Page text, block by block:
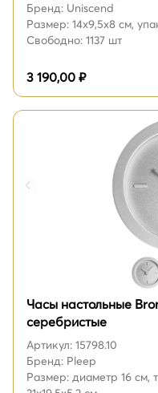
Бренд: Uniscend
Размер: 14x9,5x8 см,
Свободно: 1137 шт
3 190,00 ₽
Часы настольные
серебристые
Артикул: 15798.10
Бренд: Pleep
Размер: диаметр 16 см,